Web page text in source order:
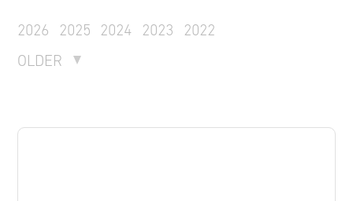
2026 2025 2024 2023
2022
OLDER